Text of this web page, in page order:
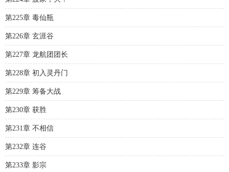
第225章 毒仙瓶
第226章 玄涯谷
第227章 龙航团团长
第228章 初入灵丹门
第229章 筹备大战
第230章 获胜
第231章 不相信
第232章 连谷
第233章 影宗